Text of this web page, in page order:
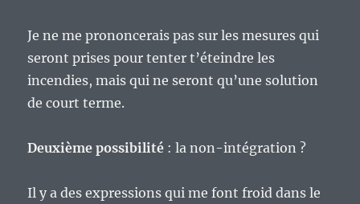
Je ne me prononcerais pas sur les mesures qui
seront prises pour tenter t’éteindre les
incendies, mais qui ne seront qu’une solution
de court terme.
Deuxième possibilité : la non-intégration ?
Il y a des expressions qui me font froid dans le